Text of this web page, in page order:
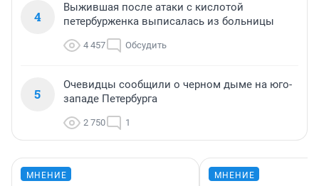
4
Выжившая после атаки с кислотой
петербурженка выписалась из больницы
4 457 Обсудить
5
Очевидцы сообщили о черном дыме на юго-
западе Петербурга
2 750 1
МНЕНИЕ МНЕНИЕ